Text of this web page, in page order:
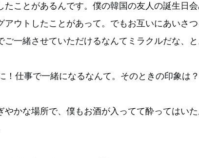
たことがあるんです。僕の韓国の友人の誕生日
アウトしたことがあって。でもお互いにあいさ
ご一緒させていただけるなんてミラクルだな、と
！仕事で一緒になるなんて。そのときの印象は？
やかな場所で、僕もお酒が入ってて酔ってはい